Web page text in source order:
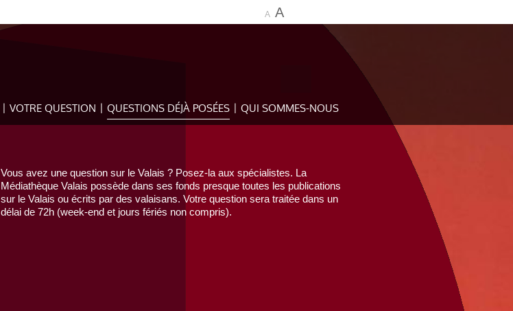
A A
VOTRE QUESTION QUESTIONS DÉJÀ POSÉES QUI SOMMES-NOUS
Vous avez une question sur le Valais ? Posez-la aux spécialistes. La
Médiathèque Valais possède dans ses fonds presque toutes les publications
sur le Valais ou écrits par des valaisans. Votre question sera traitée dans un
délai de 72h (week-end et jours fériés non compris).